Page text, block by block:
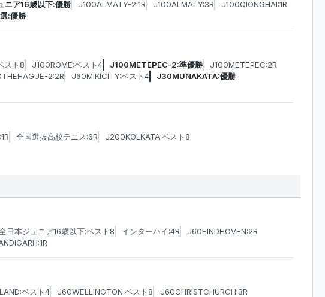
ニア16歳以下:優勝 J100ALMATY-2:1R J100ALMATY:3R
J100QIONGHAI:1R
:優勝
スト8 J100ROME:ベスト4 J100METEPEC-2:準優勝
J100METEPEC:2R
2:2R J60MIKICITY:ベスト4
J30MUNAKATA:優勝
全国選抜高校テニス:6R
J200KOLKATA:ベスト8
日本ジュニア16歳以下:ベスト8 インターハイ:4R
J60EINDHOVEN:2R
ベスト4 J60WELLINGTON:ベスト8 J60CHRISTCHURCH:3R